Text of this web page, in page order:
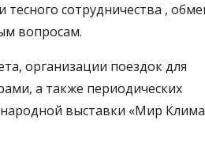
сотрудничества ,
вопросам.
организации поездок для
а также периодических
выставки «Мир